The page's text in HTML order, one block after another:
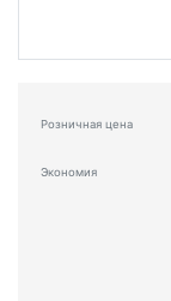
Розничная цена
Экономия